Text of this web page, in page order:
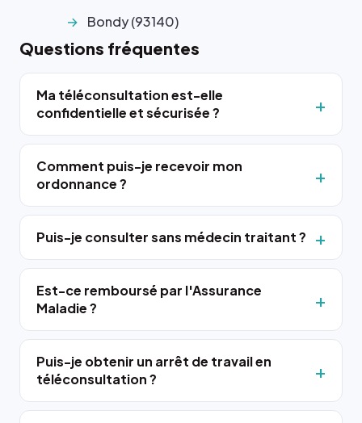
Bondy (93140)
Questions fréquentes
Ma téléconsultation est-elle
confidentielle et sécurisée ?
Comment puis-je recevoir mon
ordonnance ?
Puis-je consulter sans médecin traitant ?
Est-ce remboursé par l'Assurance
Maladie ?
Puis-je obtenir un arrêt de travail en
téléconsultation ?